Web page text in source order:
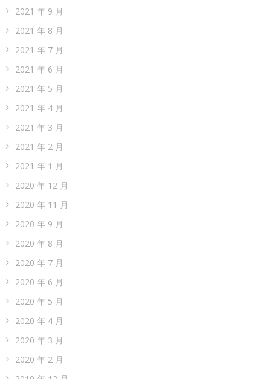
2021 年 9 月
2021 年 8 月
2021 年 7 月
2021 年 6 月
2021 年 5 月
2021 年 4 月
2021 年 3 月
2021 年 2 月
2021 年 1 月
2020 年 12 月
2020 年 11 月
2020 年 9 月
2020 年 8 月
2020 年 7 月
2020 年 6 月
2020 年 5 月
2020 年 4 月
2020 年 3 月
2020 年 2 月